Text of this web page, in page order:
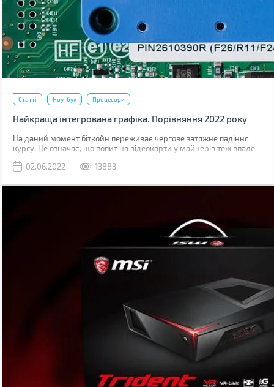
Статті Ноутбук Процесори
Найкраща інтегрована графіка. Порівняння 2022 року
На даний момент біткойн переживає чергове затяжне падіння
курсу. Це означає, що попит на відеокарти у майнерів теж впаде,
Знизяться й ціни на дискретну графіку. Навряд чи вони
10-15% дорожчі за ціну рекомендовану виробником, але падіння
02.06.2022 13883